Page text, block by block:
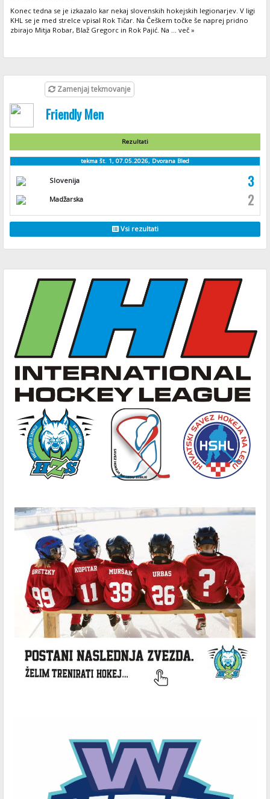
Konec tedna se je izkazalo kar nekaj slovenskih hokejskih legionarjev. V ligi
KHL se je med strelce vpisal Rok Tičar. Na Češkem točke še naprej pridno
zbirajo Mitja Robar, Blaž Gregorc in Rok Pajić. Na ... več »
Zamenjaj tekmovanje
Friendly Men
Rezultati
tekma št. 1, 07.05.2026, Dvorana Bled
Slovenija 3
Madžarska 2
Vsi rezultati